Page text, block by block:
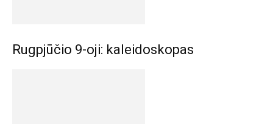
Rugpjūčio 9-oji: kaleidoskopas